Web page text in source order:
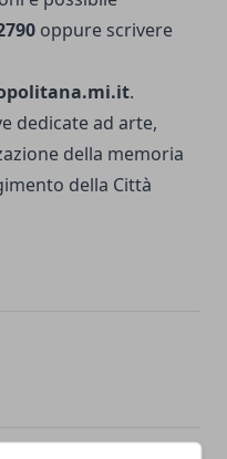
oppure scrivere
.
dedicate ad arte,
della memoria
della Città